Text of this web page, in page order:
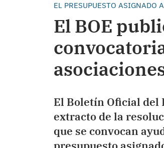
EL PRESUPUESTO ASIGNADO
El BOE
El Boletín Oficial del
extracto de la
que se convocan